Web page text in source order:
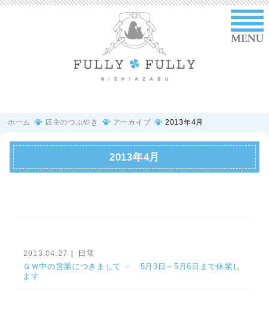
ホーム 店主のつぶやき アーカイブ 2013年4月
2013年4月
2013.04.27
日常
ＧＷ中の営業につきまして － 5月3日～5月6日まで休業し
ます